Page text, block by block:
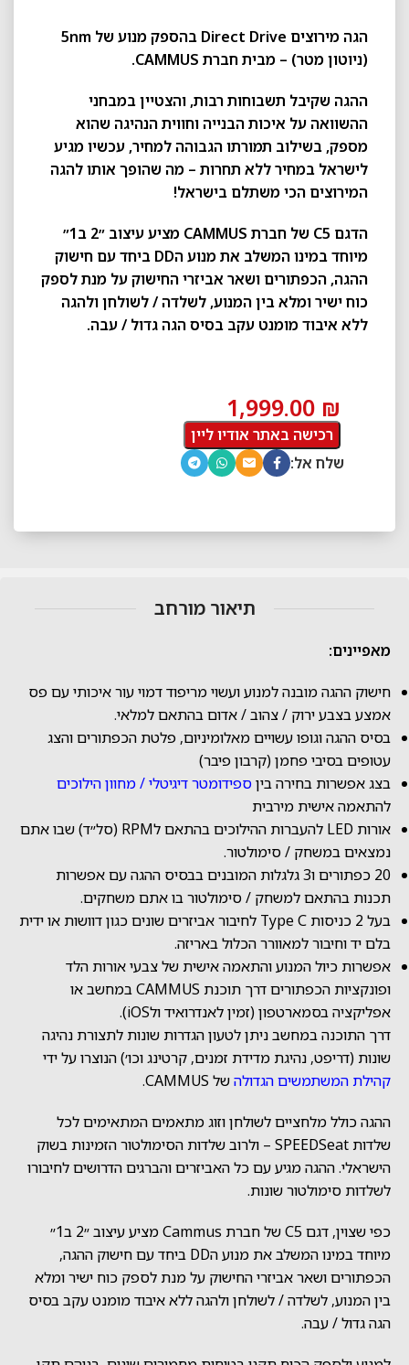
הגה מירוצים Direct Drive בהספק מנוע של 5nm
(ניוטון מטר) – מבית חברת CAMMUS.
ההגה שקיבל תשבוחות רבות, והצטיין במבחני
ההשוואה על איכות הבנייה וחווית הנהיגה שהוא
מספק, בשילוב תמורתו הגבוהה למחיר, עכשיו מגיע
לישראל במחיר ללא תחרות – מה שהופך אותו להגה
המירוצים הכי משתלם בישראל!
הדגם C5 של חברת CAMMUS מציע עיצוב ״2 ב1״
מיוחד במינו המשלב את מנוע הDD ביחד עם חישוק
ההגה, הכפתורים ושאר אביזרי החישוק על מנת לספק
כוח ישיר ומלא בין המנוע, לשלדה / לשולחן ולהגה
ללא איבוד מומנט עקב בסיס הגה גדול / עבה.
1,999.00 ₪
רכישה באתר אודיו ליין
שלח אל:
תיאור מורחב
מאפיינים:
חישוק ההגה מובנה למנוע ועשוי מריפוד דמוי עור איכותי עם פס
אמצע בצבע ירוק / צהוב / אדום בהתאם למלאי.
בסיס ההגה וגופו עשויים מאלומיניום, פלטת הכפתורים והצג
עטופים בסיבי פחמן (קרבון פיבר)
בצג אפשרות בחירה ביןספידומטר דיגיטלי / מחוון הילוכים
להתאמה אישית מירבית
אורות LED להעברות ההילוכים בהתאם לRPM (סל״ד) שבו אתם
נמצאים במשחק / סימולטור.
20 כפתורים ו3 גלגלות המובנים בבסיס ההגה עם אפשרות
תכנות בהתאם למשחק / סימולטור בו אתם משחקים.
בעל 2 כניסות Type C לחיבור אביזרים שונים כגון דוושות או ידית
בלם יד וחיבור למאוורר הכלול באריזה.
אפשרות כיול המנוע והתאמה אישית של צבעי אורות הלד
ופונקציות הכפתורים דרך תוכנת CAMMUS במחשב או
אפליקציה בסמארטפון (זמין לאנדרואיד ולiOS).
דרך התוכנה במחשב ניתן לטעון הגדרות שונות לתצורת נהיגה
שונות (דריפט, נהיגת מדידת זמנים, קרטינג וכו׳) הנוצרו על ידי
קהילת המשתמשים הגדולהשל CAMMUS.
ההגה כולל מלחציים לשולחן וזוג מתאמים המתאימים לכל
שלדות SPEEDSeat – ולרוב שלדות הסימולטור הזמינות בשוק
הישראלי. ההגה מגיע עם כל האביזרים והברגים הדרושים לחיבורו
לשלדות סימולטור שונות.
כפי שצוין, דגם C5 של חברת Cammus מציע עיצוב ״2 ב1״
מיוחד במינו המשלב את מנוע הDD ביחד עם חישוק ההגה,
הכפתורים ושאר אביזרי החישוק על מנת לספק כוח ישיר ומלא
בין המנוע, לשלדה / לשולחן ולהגה ללא איבוד מומנט עקב בסיס
הגה גדול / עבה.